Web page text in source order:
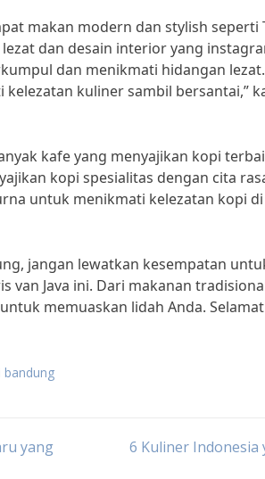
makan modern dan stylish seperti
dan desain interior yang
dan menikmati hidangan lezat.
kuliner sambil bersantai,”
kafe yang menyajikan kopi
kopi spesialitas dengan cita
untuk menikmati kelezatan kopi
jangan lewatkan kesempatan
van Java ini. Dari makanan
memuaskan lidah Anda.
bandung
yang
6 Kuliner Indonesia